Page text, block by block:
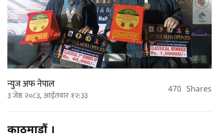
न्युज अफ नेपाल
३ जेष्ठ २०८३, आईतवार १२:३३ 470 Shares
काठमाडौं ।